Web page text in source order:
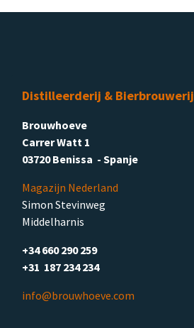
Distilleerderij & Bierbrouwerij
Brouwhoeve
Carrer Watt 1
03720 Benissa - Spanje
Magazijn Nederland
Simon Stevinweg
Middelharnis
+34 660 290 259
+31 187 234 234
info@brouwhoeve.com